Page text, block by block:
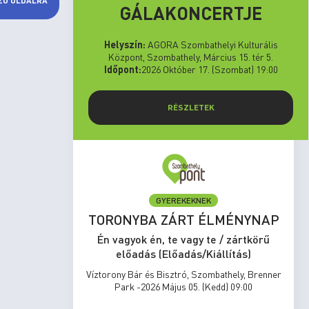
GÁLAKONCERTJE
Helyszín: AGORA Szombathelyi Kulturális
Központ, Szombathely, Március 15. tér 5.
Időpont:2026 Október 17. (Szombat) 19:00
RÉSZLETEK
GYEREKEKNEK
TORONYBA ZÁRT ÉLMÉNYNAP
Én vagyok én, te vagy te / zártkörű
előadás (Előadás/Kiállítás)
Víztorony Bár és Bisztró, Szombathely, Brenner
Park -2026 Május 05. (Kedd) 09:00